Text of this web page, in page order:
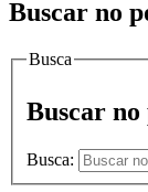
Buscar no
Busca
Buscar
Busca: